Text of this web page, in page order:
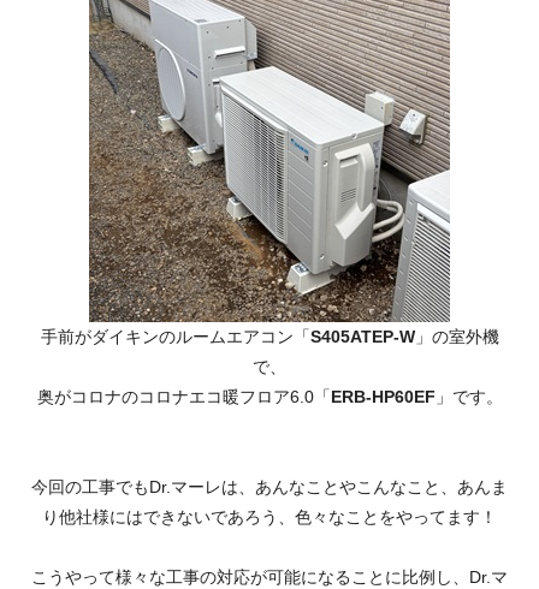
手前がダイキンのルームエアコン「S405ATEP-W」の室外機
で、
奥がコロナのコロナエコ暖フロア6.0「ERB-HP60EF 」です。
今回の工事でもDr.マーレは、あんなことやこんなこと、あんま
り他社様にはできないであろう、色々なことをやってます！
こうやって様々な工事の対応が可能になることに比例し、Dr.マ